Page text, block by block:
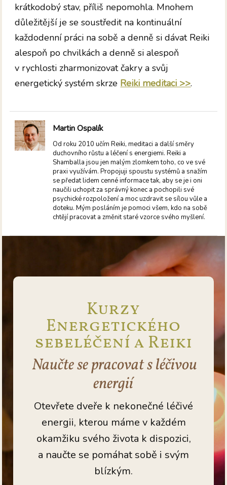
krátkodobý stav, příliš nepomohla. Mnohem
důležitější je se soustředit na kontinuální
každodenní práci na sobě a denně si dávat Reiki
alespoň po chvilkách a denně si alespoň
v rychlosti zharmonizovat čakry a svůj
energetický systém skrze Reiki meditaci >>.
Martin Ospalík
Od roku 2010 učím Reiki, meditaci a další směry
duchovního růstu a léčení s energiemi. Reiki a
Shamballa jsou jen malým zlomkem toho, co ve své
praxi využívám. Propojuji spoustu systémů a snažím
se předat lidem cenné informace tak, aby se je i oni
naučili uchopit za správný konec a pochopili své
psychické rozpoložení a moc uzdravit se sílou vůle a
doteku. Mým posláním je pomoci všem, kdo na sobě
chtějí pracovat a změnit staré vzorce svého myšlení.
Kurzy
Energetického
sebeléčení a Reiki
Naučte se pracovat s léčivou
energií
Otevřete dveře k nekonečné léčivé
energii, kterou máme v každém
okamžiku svého života k dispozici,
a naučte se pomáhat sobě i svým
blízkým.